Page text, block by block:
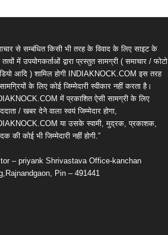
से सम्बंधित किसी भी तरह के विवाद के लिए साइट के
में उपयोगकर्ताओं द्वारा प्रस्तुत सामग्री ( समाचार / फोटो
आदि ) शामिल होगी INDIAKNOCK.COM इस तरह
के लिए कोई जिम्मेदारी स्वीकार नहीं करता है।
में प्रकाशित ऐसी सामग्री के लिए
/ खबर देने वाला स्वयं जिम्मेदार होगा,
या उसके स्वामी, मुद्रक, प्रकाशक,
की कोई भी जिम्मेदारी नहीं होगी.”
– priyank Shrivastava Office-kanchan
Pin – 491441